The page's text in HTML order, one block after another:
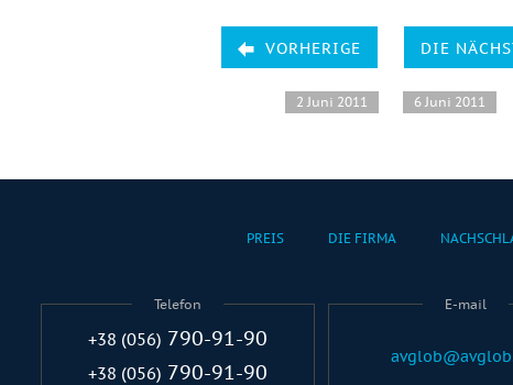
VORHERIGE
2 Juni 2011
DIE
6 Juni 2011
PREIS DIE FIRMA
Telefon
+38 (056) 790-91-90
+38 (056) 790-91-90
E-mail